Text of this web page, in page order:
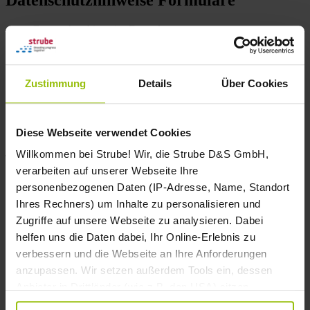
Zustimmung Details Über Cookies
Diese Webseite verwendet Cookies
Willkommen bei Strube! Wir, die Strube D&S GmbH,
verarbeiten auf unserer Webseite Ihre
personenbezogenen Daten (IP-Adresse, Name, Standort
Ihres Rechners) um Inhalte zu personalisieren und
Zugriffe auf unsere Webseite zu analysieren. Dabei
helfen uns die Daten dabei, Ihr Online-Erlebnis zu
verbessern und die Webseite an Ihre Anforderungen
anzupassen. Wir setzen außerdem Tools ein, dessen
weshalb Ihre personenbezogenen Daten ggf. in diese
Datenschutzhinweise Formulare
Datenschutzhinweise
Bei Formularen (Kontakt, Newsletteranmeldung, Bewerbung) gilt:
Mit dem Klick auf „Anfrage senden“ willigen Sie zur
Beantwortung der Kontaktanfrage ein. Die Einwilligung kann
jederzeit per Mail andatenschutz@strube.netoder per Post an
Strube D&S GmbH, Hauptstraße 1, 38387 Söllingen widerrufen
werden.
Wird die Einwilligung widerrufen, werden Ihre angegebenen
personenbezogenen Daten unverzüglich gelöscht, wenn keine
andere Rechtsgrundlage die Weiterverarbeitung legitimiert oder
andere gesetzliche Regelungen, welchen wir unterliegen,
dagegensprechen.
Weitere Informationen zur Datenverarbeitung finden Sie in unserer